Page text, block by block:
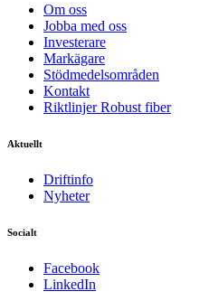
Om oss
Jobba med oss
Investerare
Markägare
Stödmedelsområden
Kontakt
Riktlinjer Robust fiber
Aktuellt
Driftinfo
Nyheter
Socialt
Facebook
LinkedIn